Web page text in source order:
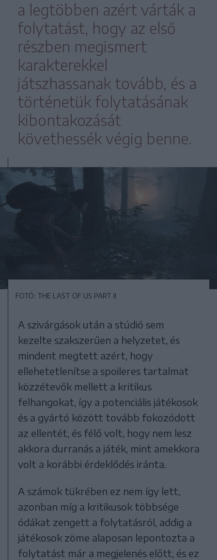
a legtöbben azért várták a
folytatást, hogy az első
részben megismert
karakterekkel
játszhassanak tovább, és a
történetük folytatásának
kibontakozását
követhessék végig benne.
FOTÓ: THE LAST OF US PART II
A szivárgások után a stúdió sem
kezelte szakszerűen a helyzetet, és
mindent megtett azért, hogy
ellehetetlenítse a spoileres tartalmat
közzétevők mellett a kritikus
felhangokat, így a potenciális játékosok
és a gyártó között tovább fokozódott
az ellentét, és félő volt, hogy nem lesz
akkora durranás a játék, mint amekkora
volt a korábbi érdeklődés iránta.
A számok tükrében ez nem így lett,
azonban míg a kritikusok többsége
ódákat zengett a folytatásról, addig a
játékosok zöme alaposan lepontozta a
folytatást már a megjelenés előtt, és ez